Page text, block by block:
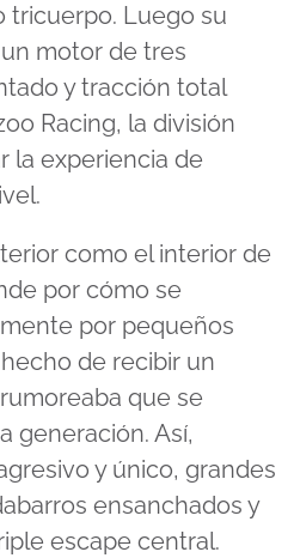
tricuerpo. Luego su
motor de tres
y tracción total
Racing, la división
la experiencia de
como el interior de
por cómo se
por pequeños
de recibir un
que se
generación. Así,
y único, grandes
ensanchados y
escape central.